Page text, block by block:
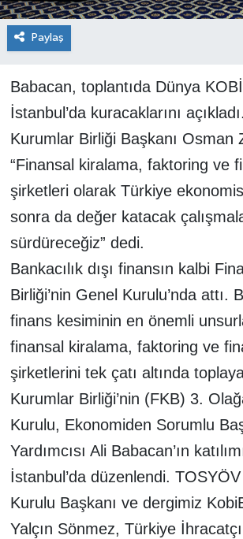
Paylaş
Babacan, toplantıda Dünya
İstanbul’da kuracaklarını
Kurumlar Birliği Başkanı Osman
“Finansal kiralama, faktoring ve
şirketleri olarak Türkiye
sonra da değer katacak
sürdüreceğiz” dedi.
Bankacılık dışı finansın kalbi
Birliği’nin Genel Kurulu’nda attı.
finans kesiminin en önemli
finansal kiralama, faktoring ve
şirketlerini tek çatı altında
Kurumlar Birliği’nin (FKB) 3.
Kurulu, Ekonomiden Sorumlu
Yardımcısı Ali Babacan’ın
İstanbul’da düzenlendi.
Kurulu Başkanı ve dergimiz
Yalçın Sönmez, Türkiye
YAŞAM